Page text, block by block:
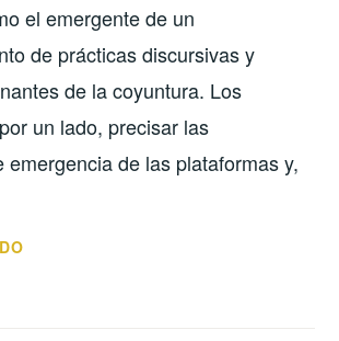
PARTICIPACIÓN
el emergente de un
de prácticas discursivas y
de la coyuntura. Los
un lado, precisar las
emergencia de las plataformas y,